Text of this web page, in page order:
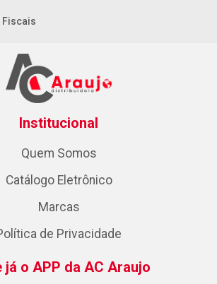
Fiscais
Institucional
Quem Somos
Catálogo Eletrônico
Marcas
de Privacidade
já o APP da AC Araujo